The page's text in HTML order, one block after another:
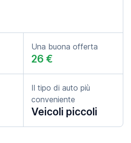
Una buona offerta
26 €
Il tipo di auto più
conveniente
Veicoli piccoli